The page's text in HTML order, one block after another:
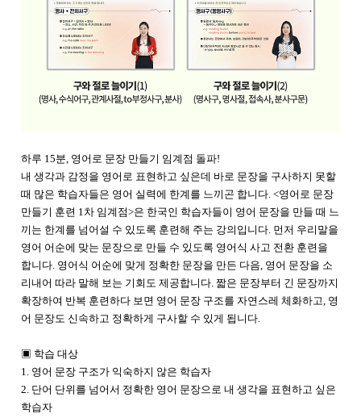
하루 15분, 영어로 문장 만들기 임계점 돌파!
내 생각과 감정을 영어로 표현하고 싶은데 바로 문장을 구사하지 못할
때 많은 학습자들은 영어 실력에 한계를 느끼곤 합니다. <영어로 문장
만들기 훈련 1차 임계점>은 한국인 학습자들이 영어 문장을 만들 때 느
끼는 한계를 넘어설 수 있도록 훈련해 주는 강의입니다. 먼저 우리말을
영어 어순에 맞는 문장으로 만들 수 있도록 영어식 사고 전환 훈련을
합니다. 영어식 어순에 맞게 정확한 문장을 만든 다음, 영어 문장을 소
리내어 따라 말해 보는 기회도 제공합니다. 짧은 문장부터 긴 문장까지
확장하여 반복 훈련하다 보면 영어 문장 구조를 자연스레 체화하고, 영
어 문장도 신속하고 정확하게 구사할 수 있게 됩니다.
▣ 학습 대상
1. 영어 문장 구조가 익숙하지 않은 학습자
2. 단어 단위를 넘어서 정확한 영어 문장으로 내 생각을 표현하고 싶은
학습자